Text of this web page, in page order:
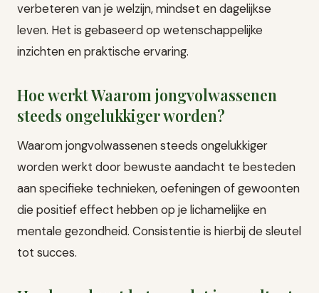
verbeteren van je welzijn, mindset en dagelijkse
leven. Het is gebaseerd op wetenschappelijke
inzichten en praktische ervaring.
Hoe werkt Waarom jongvolwassenen
steeds ongelukkiger worden?
Waarom jongvolwassenen steeds ongelukkiger
worden werkt door bewuste aandacht te besteden
aan specifieke technieken, oefeningen of gewoonten
die positief effect hebben op je lichamelijke en
mentale gezondheid. Consistentie is hierbij de sleutel
tot succes.